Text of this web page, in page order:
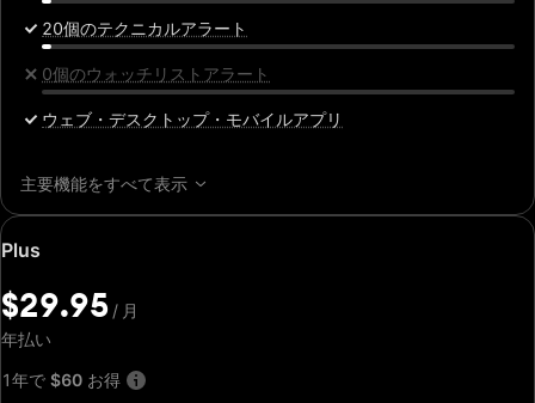
20個のテクニカルアラート
0個のウォッチリストアラート
ウェブ・デスクトップ・モバイルアプリ
主要機能をすべて表示
Plus
特
価
格:
$29.95
月
$29.95 / 月
年払い
1年で $60 お得